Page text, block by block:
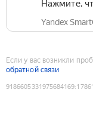
Нажмите,
Yandex
Если у вас возникли
обратной связи
9186605331975684169: